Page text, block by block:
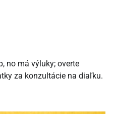
no má výluky; overte
za konzultácie na diaľku.